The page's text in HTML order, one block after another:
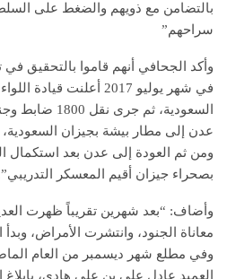
بالتضامن مع ذويهم والضغط على
سراحهم”
وأكد الجحافي أنهم قاموا بالتحقيق في
في شهر يوليو 2017
السعودية، ثم
عدن إلى مطار بيشة بجيزان
ومن ثم العودة إلى عدن بعد استكمال
بصحراء جيزان أقيم المعسكر
وأضاف: “بعد شهرين تقريباً ظهرت
معاناة الجنود، وانتشرت الأمراض،
العميد عادل علي بن علي هادي،